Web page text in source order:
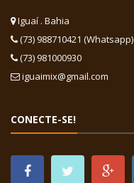
Iguaí . Bahia
(73) 988710421 (Whatsapp)
(73) 981000930
iguaimix@gmail.com
CONECTE-SE!